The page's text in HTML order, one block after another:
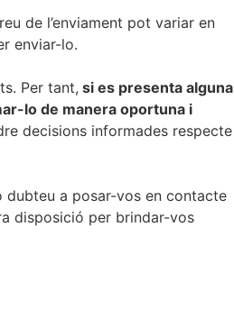
de l’enviament pot variar en
enviar-lo.
Per tant, si es presenta alguna
lo de manera oportuna i
decisions informades respecte
dubteu a posar-vos en contacte
disposició per brindar-vos